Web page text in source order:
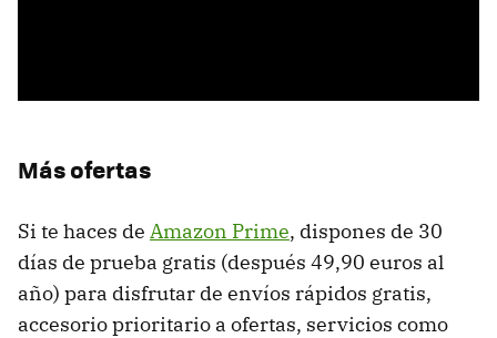
Más ofertas
Si te haces de Amazon Prime, dispones de 30
días de prueba gratis (después 49,90 euros al
año) para disfrutar de envíos rápidos gratis,
accesorio prioritario a ofertas, servicios como